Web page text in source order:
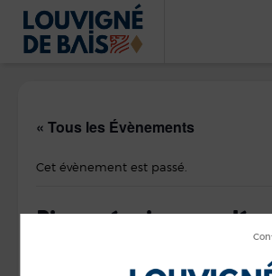
« Tous les Évènements
Cet évènement est passé.
Bistro mémoire – annulé